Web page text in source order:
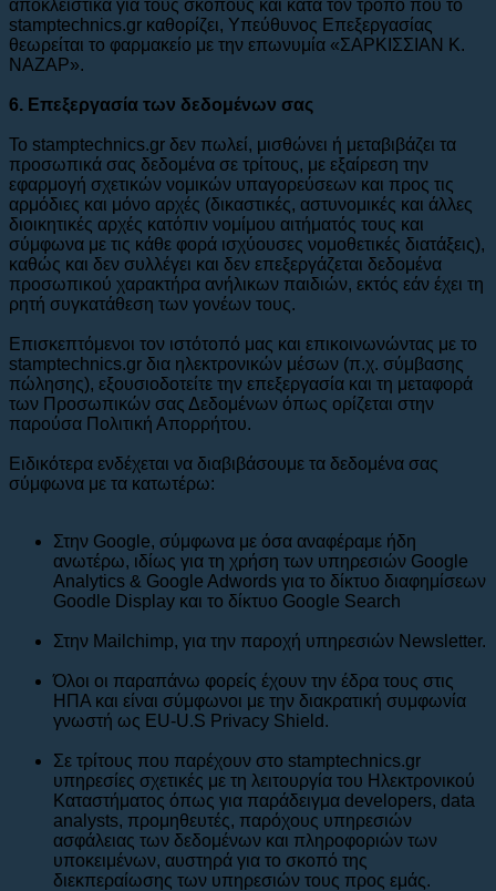
αποκλειστικά για τους σκοπούς και κατά τον τρόπο που το
stamptechnics.gr καθορίζει, Υπεύθυνος Επεξεργασίας
θεωρείται το φαρμακείο με την επωνυμία «ΣΑΡΚΙΣΣΙΑΝ Κ.
ΝΑΖΑΡ».
6. Eπεξεργασία των δεδομένων σας
To stamptechnics.gr δεν πωλεί, μισθώνει ή μεταβιβάζει τα
προσωπικά σας δεδομένα σε τρίτους, με εξαίρεση την
εφαρμογή σχετικών νομικών υπαγορεύσεων και προς τις
αρμόδιες και μόνο αρχές (δικαστικές, αστυνομικές και άλλες
διοικητικές αρχές κατόπιν νομίμου αιτήματός τους και
σύμφωνα με τις κάθε φορά ισχύουσες νομοθετικές διατάξεις),
καθώς και δεν συλλέγει και δεν επεξεργάζεται δεδομένα
προσωπικού χαρακτήρα ανήλικων παιδιών, εκτός εάν έχει τη
ρητή συγκατάθεση των γονέων τους.
Επισκεπτόμενοι τον ιστότοπό μας και επικοινωνώντας με το
stamptechnics.gr δια ηλεκτρονικών μέσων (π.χ. σύμβασης
πώλησης), εξουσιοδοτείτε την επεξεργασία και τη μεταφορά
των Προσωπικών σας Δεδομένων όπως ορίζεται στην
παρούσα Πολιτική Απορρήτου.
Ειδικότερα ενδέχεται να διαβιβάσουμε τα δεδομένα σας
σύμφωνα με τα κατωτέρω:
Στην Google, σύμφωνα με όσα αναφέραμε ήδη
ανωτέρω, ιδίως για τη χρήση των υπηρεσιών Google
Analytics & Google Adwords για το δίκτυο διαφημίσεων
Goodle Display και το δίκτυο Google Search
Στην Mailchimp, για την παροχή υπηρεσιών Newsletter.
Όλοι οι παραπάνω φορείς έχουν την έδρα τους στις
ΗΠΑ και είναι σύμφωνοι με την διακρατική συμφωνία
γνωστή ως EU-U.S Privacy Shield.
Σε τρίτους που παρέχουν στο stamptechnics.gr
υπηρεσίες σχετικές με τη λειτουργία του Ηλεκτρονικού
Καταστήματος όπως για παράδειγμα developers, data
analysts, προμηθευτές, παρόχους υπηρεσιών
ασφάλειας των δεδομένων και πληροφοριών των
υποκειμένων, αυστηρά για το σκοπό της
διεκπεραίωσης των υπηρεσιών τους προς εμάς.